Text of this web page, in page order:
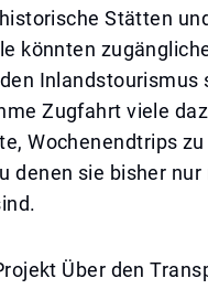
Stätten
könnten
Inlandstourismus
Zugfahrt viele
Wochenendtrips zu
denen sie bisher nur
Über den